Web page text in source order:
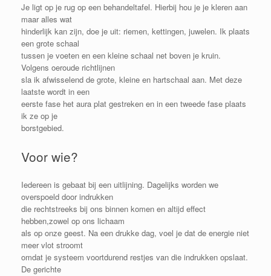
Je ligt op je rug op een behandeltafel. Hierbij hou je je kleren aan
maar alles wat
hinderlijk kan zijn, doe je uit: riemen, kettingen, juwelen. Ik plaats
een grote schaal
tussen je voeten en een kleine schaal net boven je kruin.
Volgens oeroude richtlijnen
sla ik afwisselend de grote, kleine en hartschaal aan. Met deze
laatste wordt in een
eerste fase het aura plat gestreken en in een tweede fase plaats
ik ze op je
borstgebied.
Voor wie?
Iedereen is gebaat bij een uitlijning. Dagelijks worden we
overspoeld door indrukken
die rechtstreeks bij ons binnen komen en altijd effect
hebben,zowel op ons lichaam
als op onze geest. Na een drukke dag, voel je dat de energie niet
meer vlot stroomt
omdat je systeem voortdurend restjes van die indrukken opslaat.
De gerichte